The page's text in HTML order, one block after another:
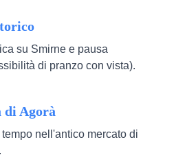
su Smirne e pausa
di pranzo con vista).
Agorà
nell'antico mercato di